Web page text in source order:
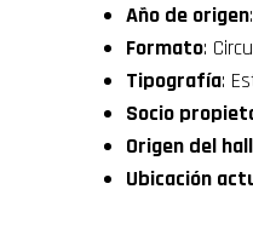
Año de origen
Formato:
Tipografía:
Socio
Origen del
Ubicación